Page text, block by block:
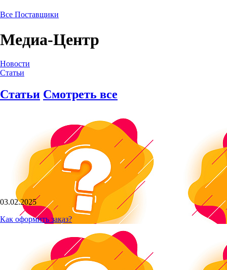
Все Поставщики
Медиа-Центр
Новости
Статьи
Статьи Смотреть все
03.02.2025
Как оформить заказ?